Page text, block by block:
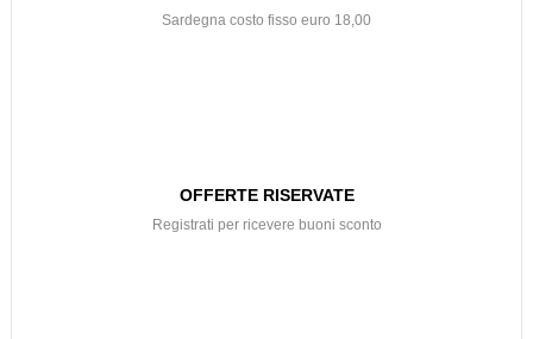
Sardegna costo fisso euro 18,00
OFFERTE RISERVATE
Registrati per ricevere buoni sconto